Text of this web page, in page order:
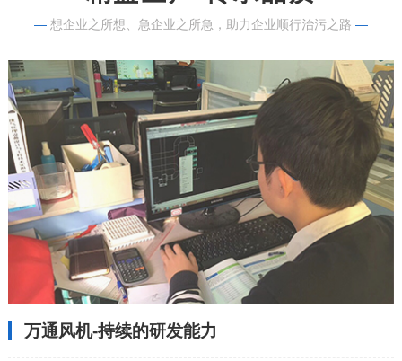
— 想企业之所想、急企业之所急，助力企业顺行治污之路 —
万通风机-持续的研发能力